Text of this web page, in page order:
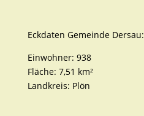
Eckdaten Gemeinde Dersau:
Einwohner: 938
Fläche: 7,51 km²
Landkreis: Plön